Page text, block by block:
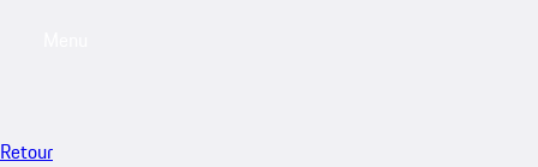
Retour